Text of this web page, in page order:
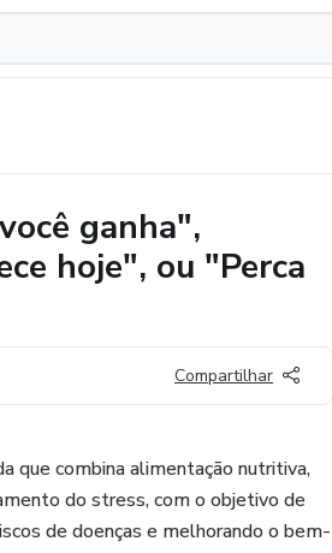
ganha",
hoje", ou "Perca
Compartilhar
que combina alimentação nutritiva,
do stress, com o objetivo de
de doenças e melhorando o bem-